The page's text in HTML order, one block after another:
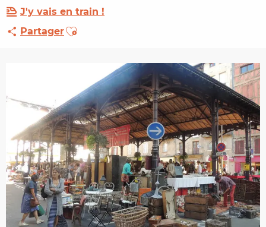
J'y vais en train !
PartagerAjouter aux favoris